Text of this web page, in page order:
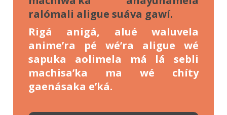
ralómali aligue suáva gawí.
Rigá anigá, alué waluvela
anime’ra pé wé’ra aligue wé
sapuka aolimela má lá sebli
machisa’ka ma wé chíty
gaenásaka e’ká.